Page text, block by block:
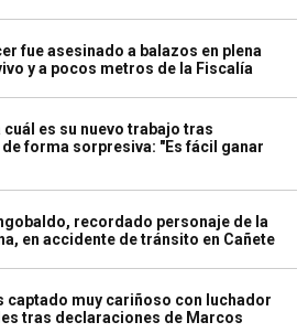
fue asesinado a balazos en plena
y a pocos metros de la Fiscalía
cuál es su nuevo trabajo tras
forma sorpresiva: "Es fácil ganar
recordado personaje de la
en accidente de tránsito en Cañete
captado muy cariñoso con luchador
tras declaraciones de Marcos